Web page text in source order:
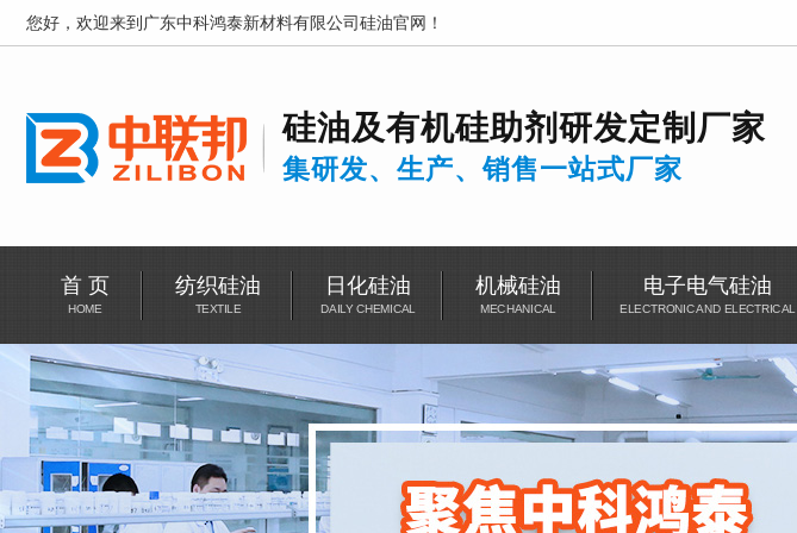
您好，欢迎来到广东中科鸿泰新材料有限公司硅油官网！
硅油及有机硅助剂研发定制厂家
集研发、生产、销售一站式厂家
首 页
HOME
纺织硅油
TEXTILE
日化硅油
DAILY CHEMICAL
机械硅油
MECHANICAL
电子电气硅油
ELECTRONIC AND ELECTRICAL